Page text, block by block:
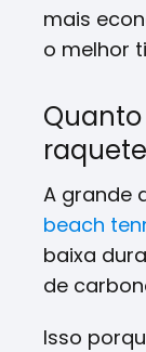
mais
o melhor
A grande
beach
baixa
de
Isso